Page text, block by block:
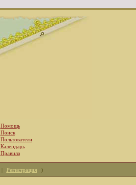
Помощь
Поиск
Пользователи
Календарь
Правила
| Регистрация )